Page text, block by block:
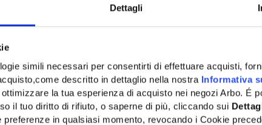
Dettagli
simili necessari per consentirti di effettuare acquisti,
descritto in dettaglio nella nostra Informativa
la tua esperienza di acquisto nei negozi Arbo. É
il tuo diritto di rifiuto, o saperne di più, cliccando sui
preferenze in qualsiasi momento, revocando i Cookie